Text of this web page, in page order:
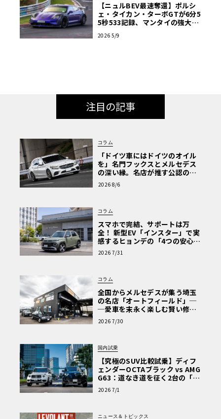
【ニュルBEV最速奪還】ポルシ
ェ・タイカン・ターボGTが6分5
5秒533記録、マンタイの強大な
2026 5/9
注目の記事
コラム
「ドイツ車にはドイツのオイル
を」名門フックスとメルセデス
の深い縁。名店が推す公認の安
心と、Cクラスで味わうシルキー
な走り〈PR〉
2026 8/6
コラム
スマホで完結、サポートは万
全！ 新型EV「インスター」で実
感するヒョンデの「4つの安心」
【第1回・ヒョンデ6つの疑問：
Why? Hyundai?】〈PR〉
2026 7/31
コラム
全国からメルセデスが集う埼玉
の名店「オートフィールド」─
─愛車を末永く楽しむ賢い修理
術と、プロがフックス製オイル
を選ぶ理由〈PR〉
2026 7/30
国内試乗
【究極のSUV比較試乗】ディフ
ェンダーOCTAブラック vs AMG
G63：道なき道を征く2台の「対
極的アプローチ」
2026 7/1
ニュース＆トピックス